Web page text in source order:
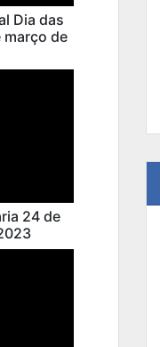
Dia das
março de
24 de